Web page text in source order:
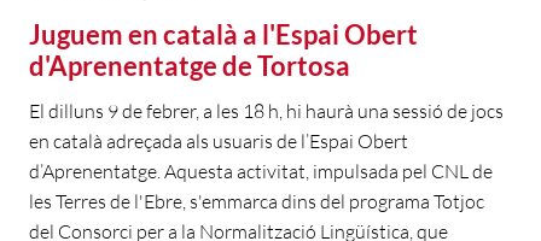
Juguem en català a l'Espai Obert
d'Aprenentatge de Tortosa
El dilluns 9 de febrer, a les 18 h, hi haurà una sessió de jocs
en català adreçada als usuaris de l’Espai Obert
d’Aprenentatge. Aquesta activitat, impulsada pel CNL de
les Terres de l'Ebre, s'emmarca dins del programa Totjoc
del Consorci per a la Normalització Lingüística, que